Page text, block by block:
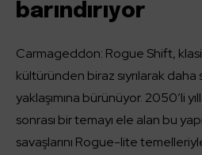
barındırıyor
Carmageddon: Rogue Shift,
kültüründen biraz sıyrılarak
yaklaşımına bürünüyor. 2050’li
sonrası bir temayı ele alan bu
savaşlarını Rogue-lite